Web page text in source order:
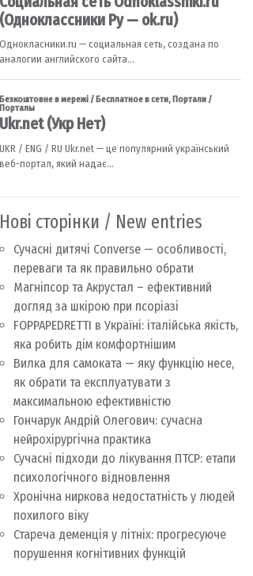
Нові сторінки / New entries
Сучасні дитячі Converse — особливості,
переваги та як правильно обрати
Магніпсор та Акрустал – ефективний
догляд за шкірою при псоріазі
FOPPAPEDRETTI в Україні: італійська якість,
яка робить дім комфортнішим
Вилка для самоката — яку функцію несе,
як обрати та експлуатувати з
максимальною ефективністю
Гончарук Андрій Олегович: сучасна
нейрохірургічна практика
Сучасні підходи до лікування ПТСР: етапи
психологічного відновлення
Хронічна ниркова недостатність у людей
похилого віку
Стареча деменція у літніх: прогресуюче
порушення когнітивних функцій